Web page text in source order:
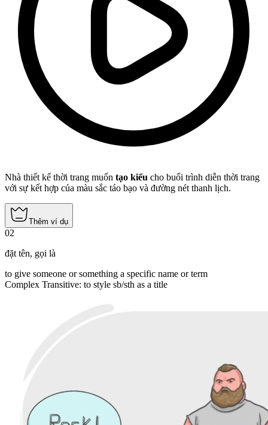
Nhà thiết kế thời trang muốn tạo kiểu cho buổi trình diễn thời trang
với sự kết hợp của màu sắc táo bạo và đường nét thanh lịch.
Thêm ví dụ
02
đặt tên, gọi là
to give someone or something a specific name or term
Complex Transitive: to style sb/sth as a title